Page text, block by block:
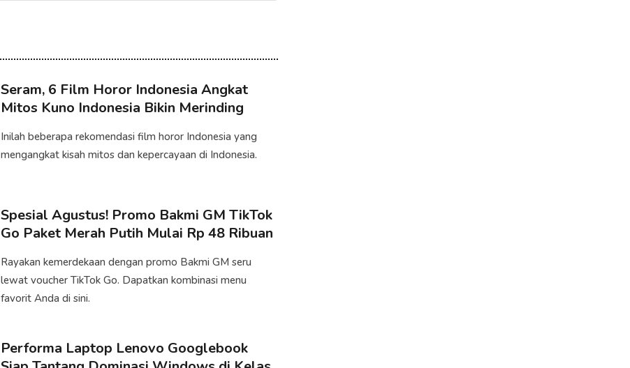
Seram, 6 Film Horor Indonesia Angkat
Mitos Kuno Indonesia Bikin Merinding
Inilah beberapa rekomendasi film horor Indonesia yang
mengangkat kisah mitos dan kepercayaan di Indonesia.
Spesial Agustus! Promo Bakmi GM TikTok
Go Paket Merah Putih Mulai Rp 48 Ribuan
Rayakan kemerdekaan dengan promo Bakmi GM seru
lewat voucher TikTok Go. Dapatkan kombinasi menu
favorit Anda di sini.
Performa Laptop Lenovo Googlebook